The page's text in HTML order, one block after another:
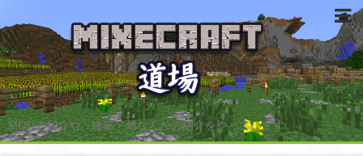
MODの紹介や、建築・畑なんかの紹介をやっています。